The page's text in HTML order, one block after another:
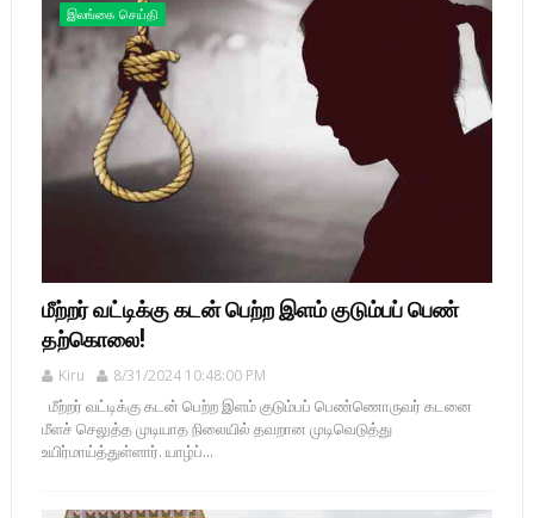
இலங்கை செய்தி
மீற்றர் வட்டிக்கு கடன் பெற்ற இளம் குடும்பப் பெண்
தற்கொலை!
Kiru 8/31/2024 10:48:00 PM
மீற்றர் வட்டிக்கு கடன் பெற்ற இளம் குடும்பப் பெண்ணொருவர் கடனை
மீளச் செலுத்த முடியாத நிலையில் தவறான முடிவெடுத்து
உயிர்மாய்த்துள்ளார். யாழ்ப்...